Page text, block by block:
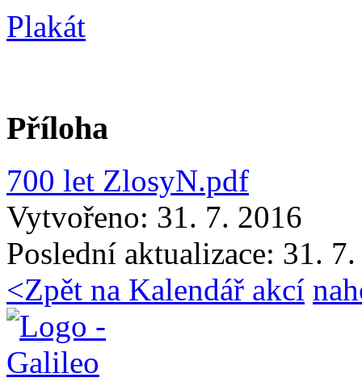
Plakát
Příloha
700 let ZlosyN.pdf
Vytvořeno: 31. 7. 2016
Poslední aktualizace: 31.
<Zpět na Kalendář akcí